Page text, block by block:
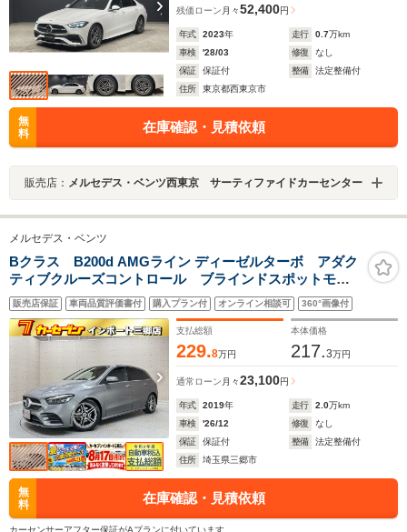
残価ローン 月々52,400円
年式 2023年 走行 0.7万km
車検
'28/03 修復
なし
保証
保証付 整備
法定整備付
住所
東京都西東京市
無
料
在庫確認・見積依頼
販売店： メルセデス・ベンツ西東京 サーティファイドカーセンター
メルセデス・ベンツ
Bクラス B200d AMGライン ディーゼルターボ アダク
ティブクルーズコントロール ブラインドスポットモニ
ター レーンキープアシスト 衝突軽減ブレーキ フル
セグTV ETC バックモニター シートヒーター メモ
リーシート 電動テールゲート
販売店保証 車両品質評価書付 購入プラン付 オンライン相談可 360°画像付
支払総額
229.8万円
本体価格
217.3万円
通常ローン 月々23,100円
年式 2019年 走行 2.0万km
車検
'26/12 修復
なし
保証
保証付 整備
法定整備付
住所
埼玉県三郷市
無
料
在庫確認・見積依頼
カーセンサーアフター保証がAプランに付いています